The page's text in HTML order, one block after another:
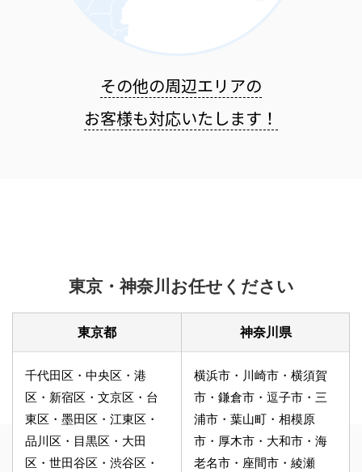
その他の周辺エリアの
お客様も対応いたします！
東京・神奈川お任せください
東京都
千代田区・中央区・港
区・新宿区・文京区・台
東区・墨田区・江東区・
品川区・目黒区・大田
区・世田谷区・渋谷区・
神奈川県
横浜市・川崎市・横須賀
市・鎌倉市・逗子市・三
浦市・葉山町・相模原
市・厚木市・大和市・海
老名市・座間市・綾瀬